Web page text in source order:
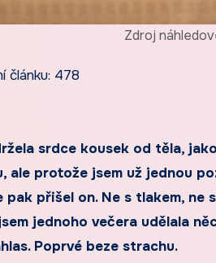
Zdroj
článku: 478
srdce kousek od těla,
ale protože jsem už jednou
pak přišel on. Ne s tlakem, ne
jednoho večera udělala
Poprvé beze strachu.